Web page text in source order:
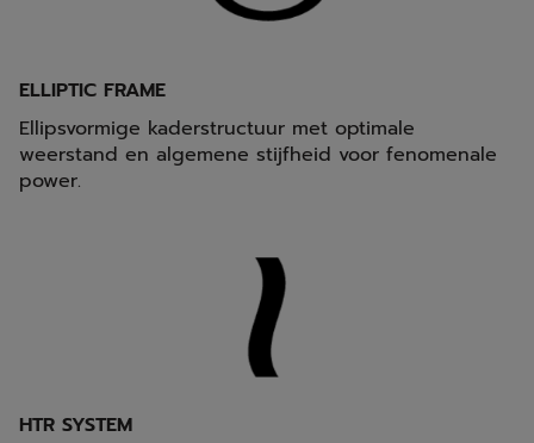
ELLIPTIC FRAME
Ellipsvormige kaderstructuur met optimale
weerstand en algemene stijfheid voor fenomenale
power.
HTR SYSTEM